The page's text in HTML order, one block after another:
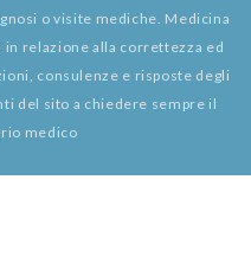
o visite mediche. Medicina
relazione alla correttezza ed
consulenze e risposte degli
del sito a chiedere sempre il
medico